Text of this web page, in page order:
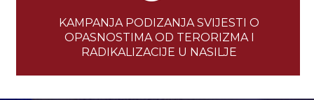
KAMPANJA PODIZANJA SVIJESTI O
OPASNOSTIMA OD TERORIZMA I
RADIKALIZACIJE U NASILJE